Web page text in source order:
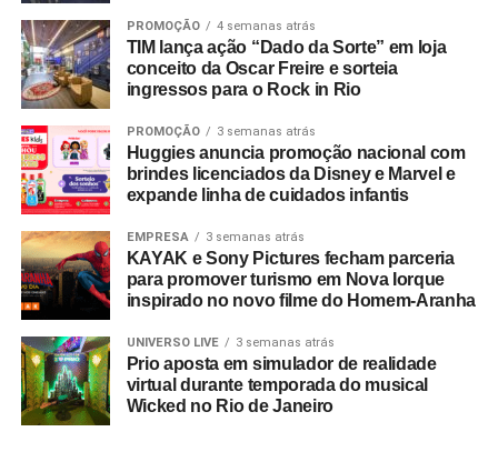
PROMOÇÃO 4 semanas atrás
TIM lança ação “Dado da Sorte” em loja
conceito da Oscar Freire e sorteia
ingressos para o Rock in Rio
PROMOÇÃO 3 semanas atrás
Huggies anuncia promoção nacional com
brindes licenciados da Disney e Marvel e
expande linha de cuidados infantis
EMPRESA 3 semanas atrás
KAYAK e Sony Pictures fecham parceria
para promover turismo em Nova Iorque
inspirado no novo filme do Homem-Aranha
UNIVERSO LIVE 3 semanas atrás
Prio aposta em simulador de realidade
virtual durante temporada do musical
Wicked no Rio de Janeiro